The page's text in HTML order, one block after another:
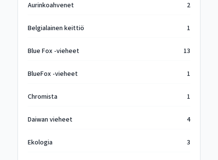
Aurinkoahvenet 2
Belgialainen keittiö 1
Blue Fox -vieheet 13
BlueFox -vieheet 1
Chromista 1
Daiwan vieheet 4
Ekologia 3